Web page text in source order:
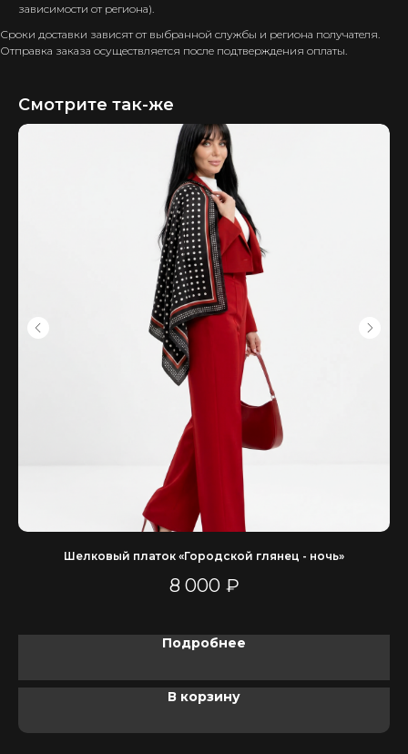
зависимости от региона).
Сроки доставки зависят от выбранной службы и региона получателя.
Отправка заказа осуществляется после подтверждения оплаты.
Смотрите так-же
Шелковый платок «Городской глянец - ночь»
8 000 ₽
Подробнее
В корзину